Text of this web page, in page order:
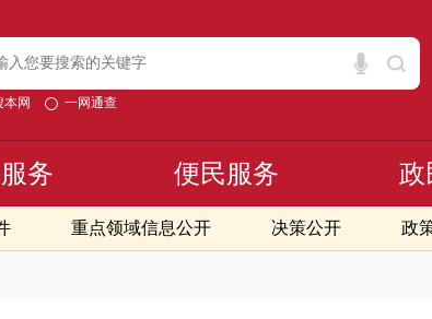
本网 一网通查
重点领域信息公开 决策公开 政
务 便民服务 政